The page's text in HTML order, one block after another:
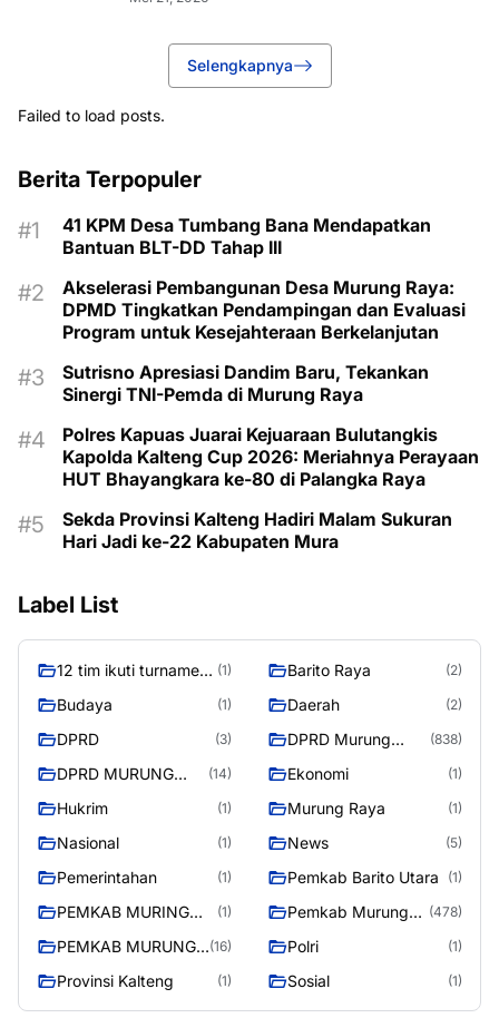
Selengkapnya
Failed to load posts.
Berita Terpopuler
41 KPM Desa Tumbang Bana Mendapatkan
Bantuan BLT-DD Tahap III
Akselerasi Pembangunan Desa Murung Raya:
DPMD Tingkatkan Pendampingan dan Evaluasi
Program untuk Kesejahteraan Berkelanjutan
Sutrisno Apresiasi Dandim Baru, Tekankan
Sinergi TNI-Pemda di Murung Raya
Polres Kapuas Juarai Kejuaraan Bulutangkis
Kapolda Kalteng Cup 2026: Meriahnya Perayaan
HUT Bhayangkara ke-80 di Palangka Raya
Sekda Provinsi Kalteng Hadiri Malam Sukuran
Hari Jadi ke-22 Kabupaten Mura
Label List
12 tim ikuti turnamen
Raya
(1) Barito Raya (2)
Budaya (1) Daerah (2)
DPRD (3)
DPRD Murung
(838)
DPRD MURUNG
(14) Ekonomi (1)
Hukrim (1) Murung Raya (1)
Nasional (1) News (5)
Pemerintahan (1) Pemkab Barito Utara (1)
PEMKAB MURING
(1)
Pemkab Murung
(478)
PEMKAB MURUNG
(16) Polri (1)
Provinsi Kalteng (1) Sosial (1)